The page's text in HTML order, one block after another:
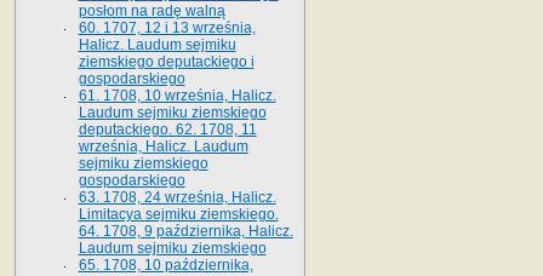
posłom na radę walną
60. 1707, 12 i 13 września,
Halicz. Laudum sejmiku
ziemskiego deputackiego i
gospodarskiego
61. 1708, 10 września, Halicz.
Laudum sejmiku ziemskiego
deputackiego. 62. 1708, 11
września, Halicz. Laudum
sejmiku ziemskiego
gospodarskiego
63. 1708, 24 września, Halicz.
Limitacya sejmiku ziemskiego.
64. 1708, 9 października, Halicz.
Laudum sejmiku ziemskiego
65­. 1708, 10 października,